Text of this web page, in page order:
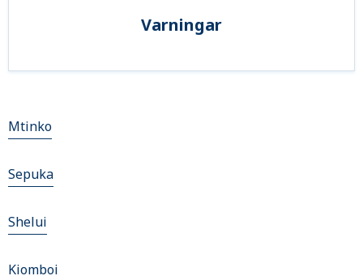
Varningar
Mtinko
Sepuka
Shelui
Kiomboi